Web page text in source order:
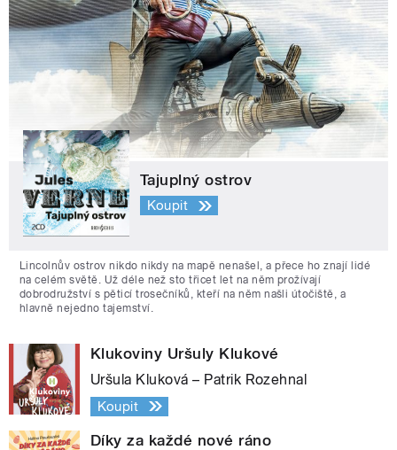
Tajuplný ostrov
Koupit
Lincolnův ostrov nikdo nikdy na mapě nenašel, a přece ho znají lidé
na celém světě. Už déle než sto třicet let na něm prožívají
dobrodružství s pěticí trosečníků, kteří na něm našli útočiště, a
hlavně nejedno tajemství.
Klukoviny Uršuly Klukové
Uršula Kluková – Patrik Rozehnal
Koupit
Díky za každé nové ráno